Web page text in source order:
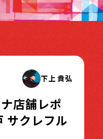
下上 貴弘
店舗レポ
レフル